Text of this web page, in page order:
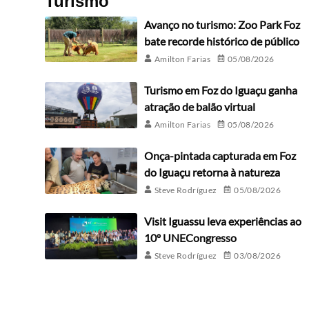
Avanço no turismo: Zoo Park Foz
bate recorde histórico de público
Amilton Farias 05/08/2026
Turismo em Foz do Iguaçu ganha
atração de balão virtual
Amilton Farias 05/08/2026
Onça-pintada capturada em Foz
do Iguaçu retorna à natureza
Steve Rodríguez 05/08/2026
Visit Iguassu leva experiências ao
10º UNECongresso
Steve Rodríguez 03/08/2026